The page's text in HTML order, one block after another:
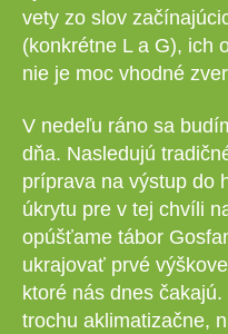
vety zo slov
(konkrétne L a G), ich
nie je moc vhodné
V nedeľu ráno sa
dňa. Nasledujú
príprava na výstup do
úkrytu pre v tej chvíli
opúšťame tábor
ukrajovať prvé
ktoré nás dnes
trochu aklimatizačne,